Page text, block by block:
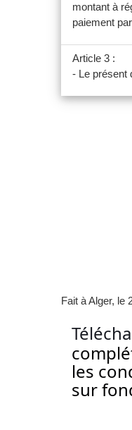
montant à
paiement
Article 3 :
- Le présent
Fait à Alger, le
les
sur